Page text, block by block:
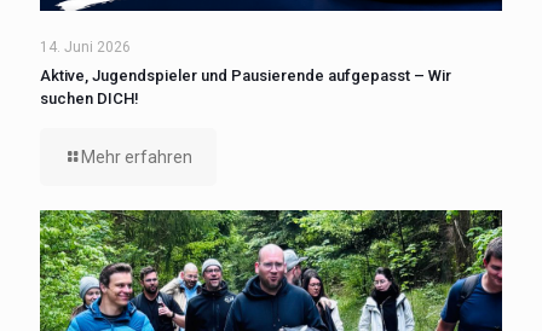
14. Juni 2026
Aktive, Jugendspieler und Pausierende aufgepasst – Wir
suchen DICH!
Mehr erfahren